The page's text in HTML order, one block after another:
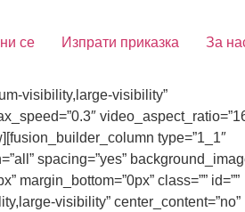
се Изпрати приказка За
visibility,large-visibility”
type=”1_1″
spacing=”yes”
margin_bottom=”0px” class=”” id=””
visibility” center_content=”no”